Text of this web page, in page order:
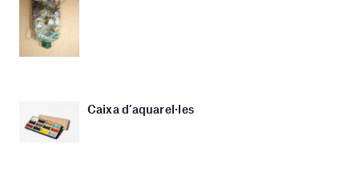
Caixa d’aquarel·les